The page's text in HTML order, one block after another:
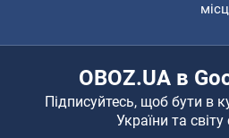
OBOZ.UA в
Підписуйтесь, щоб бути в
України та світу